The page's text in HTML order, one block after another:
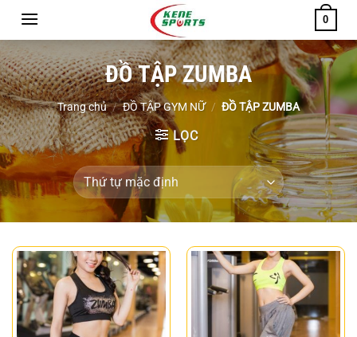
nội
dung
0
ĐỒ TẬP ZUMBA
Trang chủ / ĐỒ TẬP GYM NỮ / ĐỒ TẬP ZUMBA
LỌC